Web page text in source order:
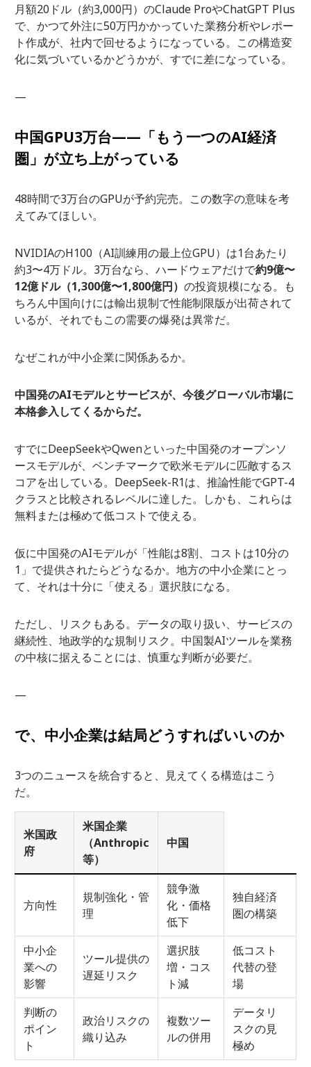
月額20ドル（約3,000円）のClaude ProやChatGPT Plus
で、かつて外注に50万円かかっていた業務分析やレポー
ト作成が、社内で回せるようになっている。この構造変
化に気づいているかどうかが、すでに差になっている。
—
中国GPU3万台——「もう一つのAI経済
圏」が立ち上がっている
48時間で3万台のGPUが予約完売。この数字の意味を考
えてみてほしい。
NVIDIAのH100（AI訓練用の最上位GPU）は1台あたり
約3〜4万ドル。3万台なら、ハードウェアだけで約9億〜
12億ドル（1,300億〜1,800億円） の投資規模になる。も
ちろん中国向けには輸出規制で性能制限版が出荷されて
いるが、それでもこの需要の爆発は異常だ。
なぜこれが中小企業に関係あるか。
中国発のAIモデルとサービスが、今後グローバル市場に
本格参入してくるからだ。
すでにDeepSeekやQwenといった中国発のオープンソ
ースモデルが、ベンチマークで欧米モデルに匹敵するス
コアを出している。DeepSeek-R1は、推論性能でGPT-4
クラスと比較されるレベルに達した。しかも、これらは
無料または極めて低コストで使える。
仮に中国発のAIモデルが「性能は8割、コストは10分の
1」で提供されたらどうなるか。地方の中小企業にとっ
て、それは十分に「使える」選択肢になる。
ただし、リスクもある。データの取り扱い、サービスの
継続性、地政学的な規制リスク。中国製AIツールを業務
の中核に据えることには、慎重な判断が必要だ。
—
で、中小企業は結局どうすればいいのか
3つのニュースを統合すると、見えてくる構造はこう
だ。
米国政
府
米国企業
（Anthropic
等）
中国
方向性
規制強化・管
理
競争激
化・価格
低下
独自経済
圏の構築
中小企
業への
影響
ツール提供の
遅延リスク
選択肢
増・コス
ト減
低コスト
代替の登
場
判断の
ポイン
ト
政治リスクの
織り込み
複数ツー
ルの併用
データリ
スクの見
極め